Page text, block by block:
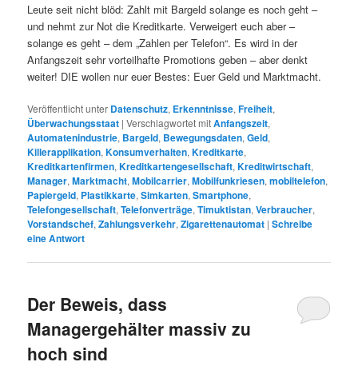
Leute seit nicht blöd: Zahlt mit Bargeld solange es noch geht –
und nehmt zur Not die Kreditkarte. Verweigert euch aber –
solange es geht – dem „Zahlen per Telefon“. Es wird in der
Anfangszeit sehr vorteilhafte Promotions geben – aber denkt
weiter! DIE wollen nur euer Bestes: Euer Geld und Marktmacht.
Veröffentlicht unter Datenschutz, Erkenntnisse,Freiheit,
Überwachungsstaat |Verschlagwortet mitAnfangszeit,
Automatenindustrie, Bargeld, Bewegungsdaten,Geld,
Killerapplikation,Konsumverhalten,Kreditkarte,
Kreditkartenfirmen,Kreditkartengesellschaft,Kreditwirtschaft,
Manager,Marktmacht,Mobilcarrier,Mobilfunkriesen,mobiltelefon,
Papiergeld, Plastikkarte,Simkarten,Smartphone,
Telefongesellschaft,Telefonverträge,Timuktistan,Verbraucher,
Vorstandschef,Zahlungsverkehr,Zigarettenautomat |Schreibe
eine Antwort
Der Beweis, dass
Managergehälter massiv zu
hoch sind